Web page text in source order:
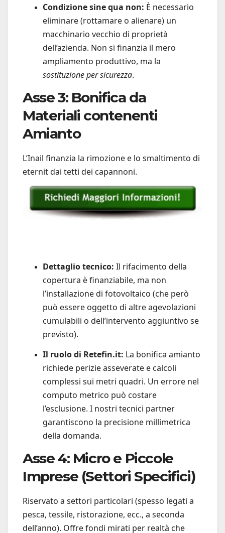
Condizione sine qua non: È necessario
eliminare (rottamare o alienare) un
macchinario vecchio di proprietà
dell’azienda. Non si finanzia il mero
ampliamento produttivo, ma la
sostituzione per sicurezza.
Asse 3: Bonifica da
Materiali contenenti
Amianto
L’Inail finanzia la rimozione e lo smaltimento di
eternit dai tetti dei capannoni.
Dettaglio tecnico: Il rifacimento della
copertura è finanziabile, ma non
l’installazione di fotovoltaico (che però
può essere oggetto di altre agevolazioni
cumulabili o dell’intervento aggiuntivo se
previsto).
Il ruolo di Retefin.it: La bonifica amianto
richiede perizie asseverate e calcoli
complessi sui metri quadri. Un errore nel
computo metrico può costare
l’esclusione. I nostri tecnici partner
garantiscono la precisione millimetrica
della domanda.
Asse 4: Micro e Piccole
Imprese (Settori Specifici)
Riservato a settori particolari (spesso legati a
pesca, tessile, ristorazione, ecc., a seconda
dell’anno). Offre fondi mirati per realtà che